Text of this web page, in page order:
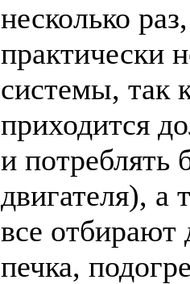
несколько
практически
системы, так
приходится
и потреблять
двигателя), а
все отбирают
печка,